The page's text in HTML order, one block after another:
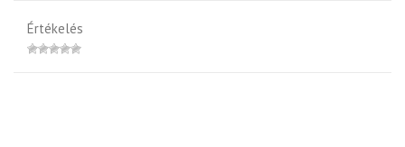
Értékelés